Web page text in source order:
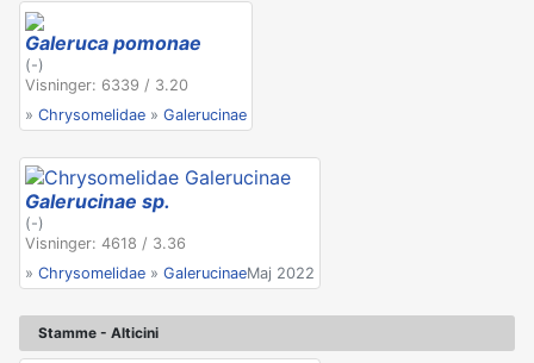
Galeruca pomonae
(-)
Visninger: 6339 / 3.20
» Chrysomelidae » Galerucinae
Galerucinae sp.
(-)
Visninger: 4618 / 3.36
» Chrysomelidae » GalerucinaeMaj 2022
Stamme - Alticini